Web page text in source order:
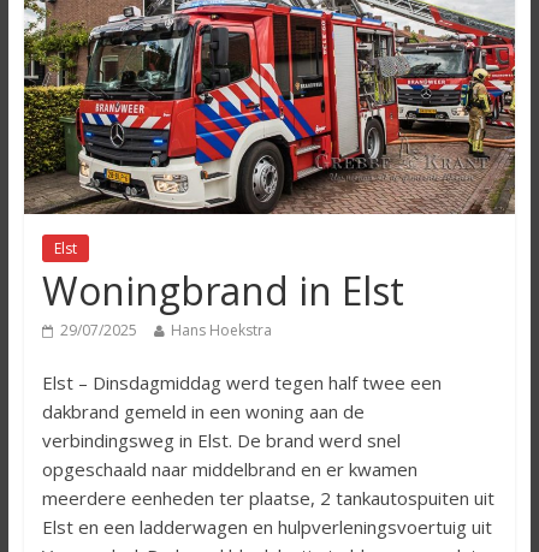
Elst
Woningbrand in Elst
29/07/2025 Hans Hoekstra
Elst – Dinsdagmiddag werd tegen half twee een
dakbrand gemeld in een woning aan de
verbindingsweg in Elst. De brand werd snel
opgeschaald naar middelbrand en er kwamen
meerdere eenheden ter plaatse, 2 tankautospuiten uit
Elst en een ladderwagen en hulpverleningsvoertuig uit